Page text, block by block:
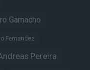
Garnacho
Fernandez
Pereira